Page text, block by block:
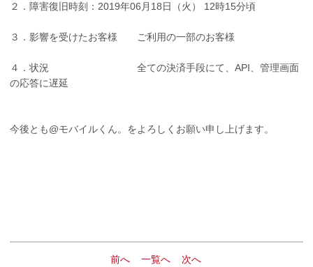
２．障害復旧時刻：2019年06月18日（火） 12時15分頃
３．影響を受けたお客様 ご利用の一部のお客様
４．状況 全ての決済手段にて、API、管理画面
の応答に遅延
今後とも@モバイルくん。をよろしくお願い申し上げます。
前へ 一覧へ 次へ